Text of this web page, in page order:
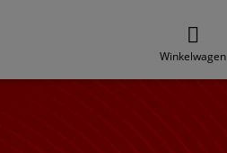
Winkelwagen